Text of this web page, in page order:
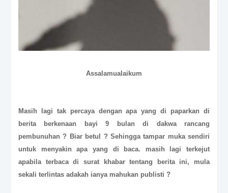
Assalamualaikum
Masih lagi tak percaya dengan apa yang di paparkan di
berita berkenaan bayi 9 bulan di dakwa rancang
pembunuhan ? Biar betul ? Sehingga tampar muka sendiri
untuk menyakin apa yang di baca. masih lagi terkejut
apabila terbaca di surat khabar tentang berita ini, mula
sekali terlintas adakah ianya mahukan publisti ?